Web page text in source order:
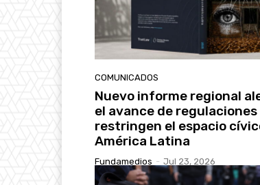
COMUNICADOS
Nuevo informe regional
el avance de
restringen el espacio
América Latina
Fundamedios - Jul 23, 2026